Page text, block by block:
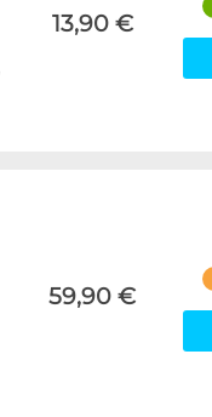
13,90 €
59,90 €